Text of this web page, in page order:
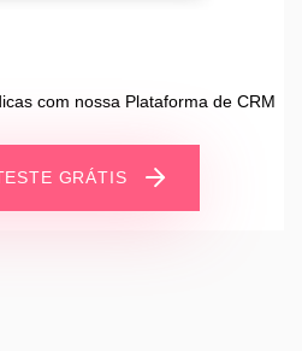
com nossa Plataforma de CRM
GRÁTIS